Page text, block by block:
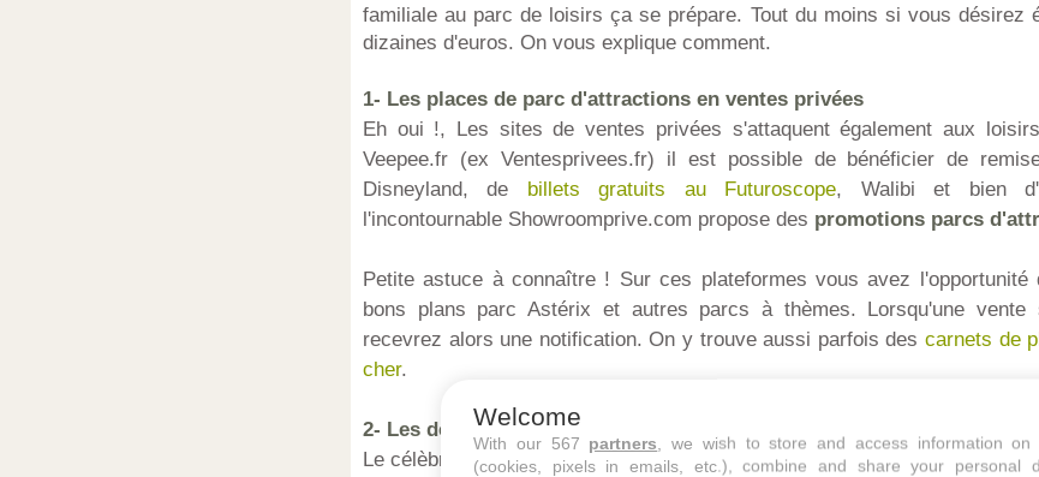
familiale au parc de loisirs ça se prépare. Tout du moins si vous désirez
dizaines d'euros. On vous explique comment.
1- Les places de parc d'attractions en ventes privées
Eh oui !, Les sites de ventes privées s'attaquent également aux
Veepee.fr (ex Ventesprivees.fr) il est possible de bénéficier de
Disneyland, de billets gratuits au Futuroscope, Walibi et bien
l'incontournable Showroomprive.com propose des promotions parcs
Petite astuce à connaître ! Sur ces plateformes vous avez l'opportunité
bons plans parc Astérix et autres parcs à thèmes. Lorsqu'une vente
recevrez alors une notification. On y trouve aussi parfois des carnets de
cher.
2- Les deals billets parcs d'attractions sur Groupon
Le célèbre site d'achats groupés, prisé pour ses deals du jour et promos
Welcome
With our 567 partners , we wish to store and access information on
(cookies, pixels in emails, etc.), combine and share your personal